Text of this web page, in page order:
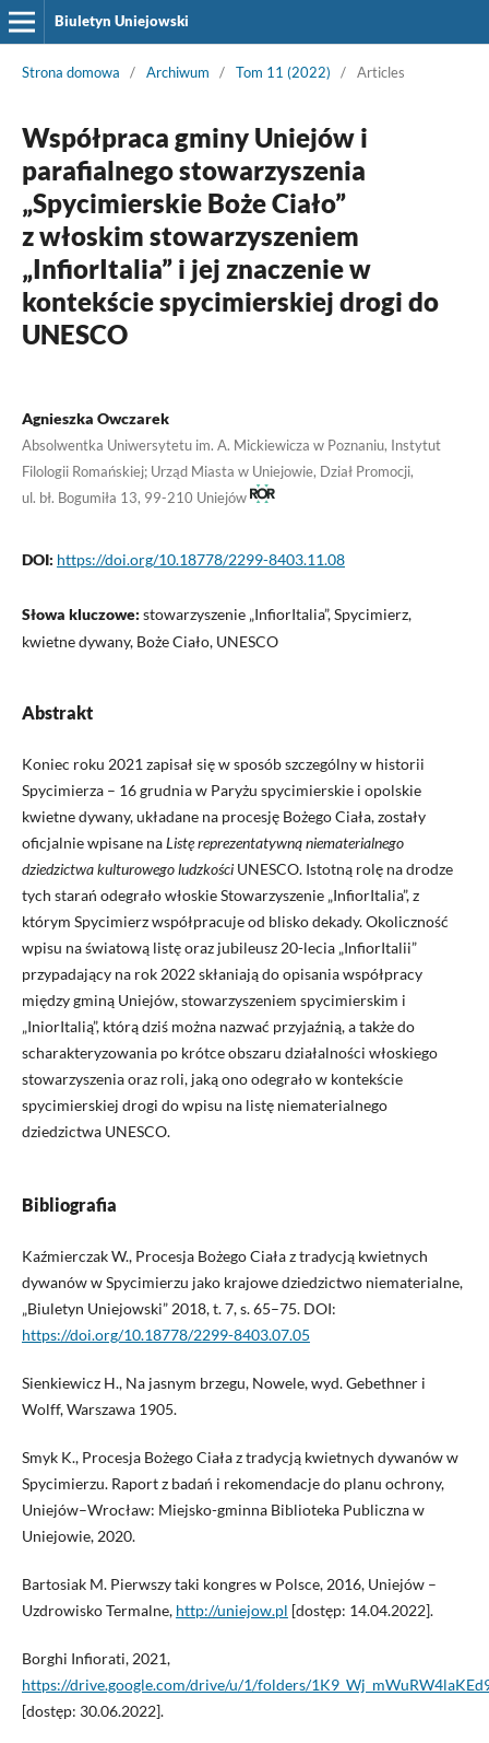
Biuletyn Uniejowski
Strona domowa / Archiwum / Tom 11 (2022) / Articles
Współpraca gminy Uniejów i
parafialnego stowarzyszenia
„Spycimierskie Boże Ciało”
z włoskim stowarzyszeniem
„InfiorItalia” i jej znaczenie w
kontekście spycimierskiej drogi do
UNESCO
Agnieszka Owczarek
Absolwentka Uniwersytetu im. A. Mickiewicza w Poznaniu, Instytut
Filologii Romańskiej; Urząd Miasta w Uniejowie, Dział Promocji,
ul. bł. Bogumiła 13, 99-210 Uniejów
DOI: https://doi.org/10.18778/2299-8403.11.08
Słowa kluczowe: stowarzyszenie „InfiorItalia”, Spycimierz,
kwietne dywany, Boże Ciało, UNESCO
Abstrakt
Koniec roku 2021 zapisał się w sposób szczególny w historii
Spycimierza – 16 grudnia w Paryżu spycimierskie i opolskie
kwietne dywany, układane na procesję Bożego Ciała, zostały
oficjalnie wpisane naListę reprezentatywną niematerialnego
dziedzictwa kulturowego ludzkościUNESCO. Istotną rolę na drodze
tych starań odegrało włoskie Stowarzyszenie „InfiorItalia”, z
którym Spycimierz współpracuje od blisko dekady. Okoliczność
wpisu na światową listę oraz jubileusz 20-lecia „InfiorItalii”
przypadający na rok 2022 skłaniają do opisania współpracy
między gminą Uniejów, stowarzyszeniem spycimierskim i
„IniorItalią”, którą dziś można nazwać przyjaźnią, a także do
scharakteryzowania po krótce obszaru działalności włoskiego
stowarzyszenia oraz roli, jaką ono odegrało w kontekście
spycimierskiej drogi do wpisu na listę niematerialnego
dziedzictwa UNESCO.
Bibliografia
Kaźmierczak W., Procesja Bożego Ciała z tradycją kwietnych
dywanów w Spycimierzu jako krajowe dziedzictwo niematerialne,
„Biuletyn Uniejowski” 2018, t. 7, s. 65–75. DOI:
https://doi.org/10.18778/2299-8403.07.05
Sienkiewicz H., Na jasnym brzegu, Nowele, wyd. Gebethner i
Wolff, Warszawa 1905.
Smyk K., Procesja Bożego Ciała z tradycją kwietnych dywanów w
Spycimierzu. Raport z badań i rekomendacje do planu ochrony,
Uniejów–Wrocław: Miejsko-gminna Biblioteka Publiczna w
Uniejowie, 2020.
Bartosiak M. Pierwszy taki kongres w Polsce, 2016, Uniejów –
Uzdrowisko Termalne, http://uniejow.pl [dostęp: 14.04.2022].
Borghi Infiorati, 2021,
https://drive.google.com/drive/u/1/folders/
[dostęp: 30.06.2022].